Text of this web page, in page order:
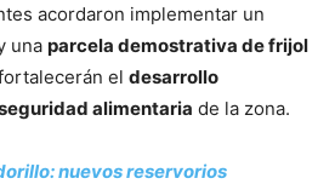
acordaron implementar un
una parcela demostrativa de frijol
el desarrollo
alimentaria de la zona.
nuevos reservorios